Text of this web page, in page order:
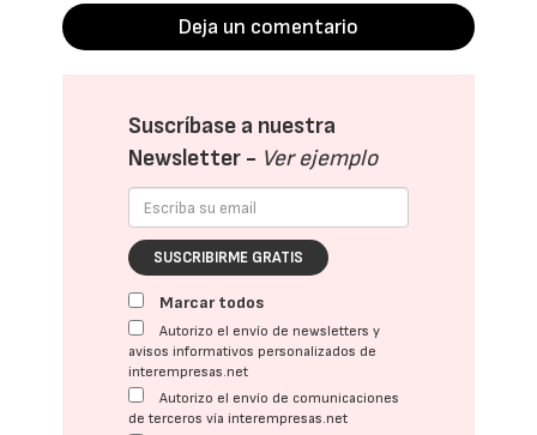
Deja un comentario
Suscríbase a nuestra
Newsletter - Ver ejemplo
SUSCRIBIRME GRATIS
Marcar todos
Autorizo el envío de newsletters y
avisos informativos personalizados de
interempresas.net
Autorizo el envío de comunicaciones
de terceros vía interempresas.net